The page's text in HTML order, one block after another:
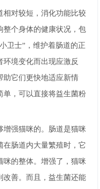
相对较短，消化功能比较
整个身体的健康状况，包
卫士”，维护着肠道的正
境变化而出现应激反
助它们更快地适应新情
单，可以直接将益生菌粉
增强猫咪的。肠道是猫咪
在肠道内大量繁殖时，它
咪的整体。增强了，猫咪
改善。而且，益生菌还能